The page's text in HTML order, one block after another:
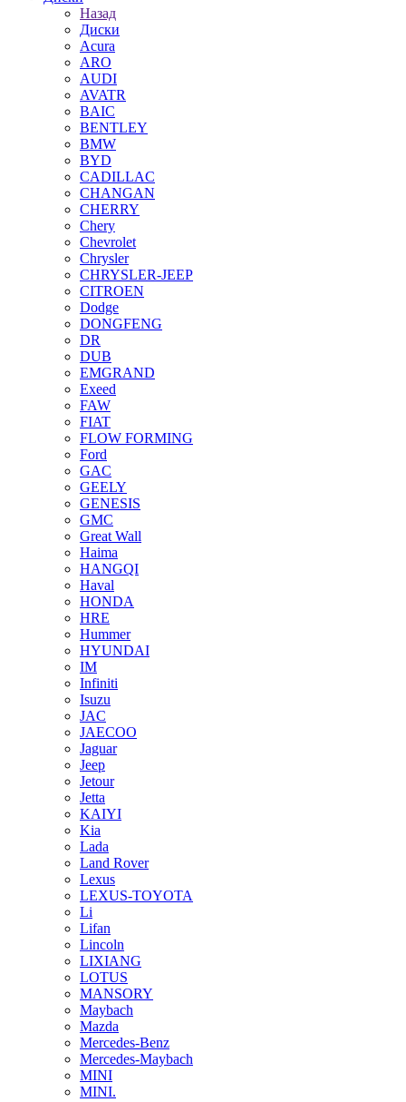
Назад
Диски
Acura
ARO
AUDI
AVATR
BAIC
BENTLEY
BMW
BYD
CADILLAC
CHANGAN
CHERRY
Chery
Chevrolet
Chrysler
CHRYSLER-JEEP
CITROEN
Dodge
DONGFENG
DR
DUB
EMGRAND
Exeed
FAW
FIAT
FLOW FORMING
Ford
GAC
GEELY
GENESIS
GMC
Great Wall
Haima
HANGQI
Haval
HONDA
HRE
Hummer
HYUNDAI
IM
Infiniti
Isuzu
JAC
JAECOO
Jaguar
Jeep
Jetour
Jetta
KAIYI
Kia
Lada
Land Rover
Lexus
LEXUS-TOYOTA
Li
Lifan
Lincoln
LIXIANG
LOTUS
MANSORY
Maybach
Mazda
Mercedes-Benz
Mercedes-Maybach
MINI
MINI.